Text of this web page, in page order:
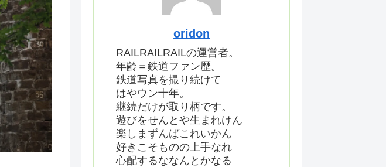
oridon
RAILRAILRAILの運営者。
年齢＝鉄道ファン歴。
鉄道写真を撮り続けて
はやウン十年。
継続だけが取り柄です。
遊びをせんとや生まれけん
楽しまずんばこれいかん
好きこそものの上手なれ
心配するななんとかなる